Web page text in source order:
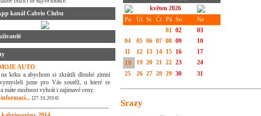
kanál Cabrio Clubu
AUTO
krku a abychom si zkrátili dlouhé zimní
jsme pro Vás soutěž, u které se
máte možnost vyhrát i zajímavé ceny.
informací... [27.10.2014]
květen 2026
Po
Út St Čt Pá So
Ne
01 02
03
04
05 06 07 08 09
10
11
12 13 14 15 16 17
18 19 20 21 22 23
24
25
26 27 28 29 30 31
Srazy